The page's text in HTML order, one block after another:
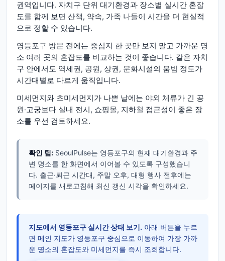
권역입니다. 자치구 단위 대기환경과 장소별 실시간 혼잡
도를 함께 보면 산책, 약속, 가족 나들이 시간을 더 현실적
으로 정할 수 있습니다.
영등포구 방문 전에는 중심지 한 곳만 보지 말고 가까운 명
소 여러 곳의 혼잡도를 비교하는 것이 좋습니다. 같은 자치
구 안에서도 역세권, 공원, 상권, 문화시설의 붐빔 정도가
시간대별로 다르게 움직입니다.
미세먼지와 초미세먼지가 나쁜 날에는 야외 체류가 긴 공
원·고궁보다 실내 전시, 쇼핑몰, 지하철 접근성이 좋은 장
소를 우선 검토하세요.
확인 팁: SeoulPulse는 영등포구의 현재 대기환경과 주
변 명소를 한 화면에서 이어볼 수 있도록 구성했습니
다. 출근·퇴근 시간대, 주말 오후, 대형 행사 전후에는
페이지를 새로고침해 최신 갱신 시각을 확인하세요.
지도에서 영등포구 실시간 상태 보기. 아래 버튼을 누르
면 메인 지도가 영등포구 중심으로 이동하여 가장 가까
운 명소의 혼잡도와 미세먼지를 즉시 조회합니다.